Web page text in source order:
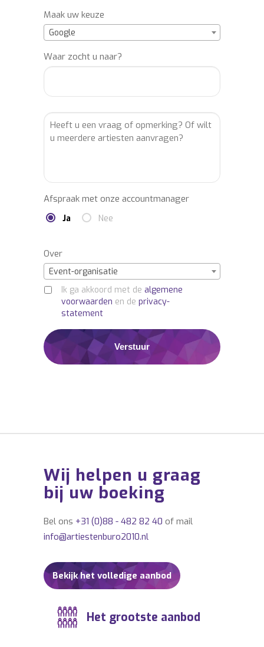
Maak uw keuze
Google
Waar zocht u naar?
Afspraak met onze accountmanager
Ja Nee
Over
Event-organisatie
Ik ga akkoord met de algemene
voorwaarden en de privacy-
statement
Wij helpen u graag
bij uw boeking
Bel ons +31 (0)88 - 482 82 40 of mail
info@artiestenburo2010.nl
Bekijk het volledige aanbod
Het grootste aanbod